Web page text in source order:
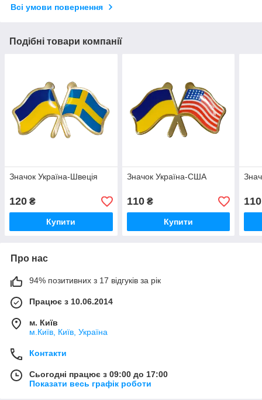
Всі умови повернення
Подібні товари компанії
Значок Україна-Швеція
120 ₴
Купити
Значок Україна-США
110₴
Купити
110
Про нас
94% позитивних з 17 відгуків за рік
Працює з 10.06.2014
м. Київ
м.Київ, Київ, Україна
Контакти
Сьогодні працює з 09:00 до 17:00
Показати весь графік роботи